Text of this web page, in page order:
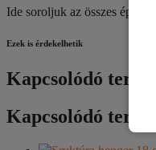
Ide soroljuk az összes
Ezek is érdekelhetik
Kapcsolódó
Kapcsolódó